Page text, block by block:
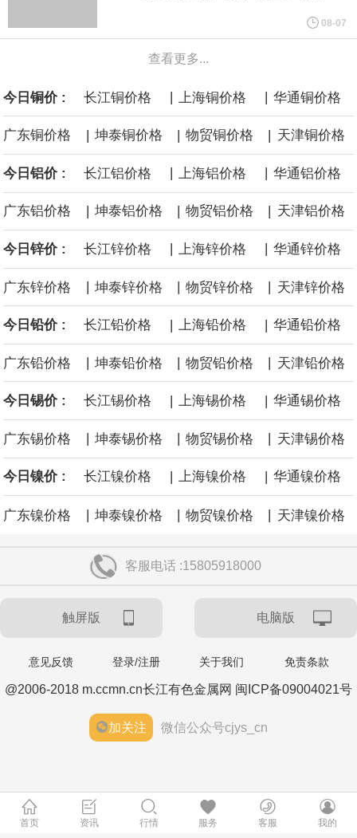
计划建造的15艘核动力“特朗普级”（Trump-class）战列舰，从研发
到采购的总费用可能高达2750亿美元，为美国有史以来最昂贵的水
面战舰项目之一。 根据CBO的初步估算，首舰造价约234亿美元，
后续14艘平均每艘约180亿美元。
黄金价格有望录得自今年1月以来最大单周涨幅。油价走弱为金价提
供支撑，同时投资者正等待美国非农就业数据，以寻找美国利率前
景的线索。StoneX高级分析师马特·辛普森表示，中东和平前景改善
令市场通胀预期下降，推动黄金价格从此前持续数周、位于4000美
机存取存储器（DRAM）。
08-07
查看更多...
今日铜价 : 长江铜价格 | 上海铜价格 | 华通铜价格
广东铜价格 | 坤泰铜价格 | 物贸铜价格 | 天津铜价格
今日铝价 : 长江铝价格 上海铝价格 华通铝价格
广东铝价格 | 坤泰铝价格 | 物贸铝价格 | 天津铝价格
今日锌价 : 长江锌价格 上海锌价格 华通锌价格
广东锌价格 | 坤泰锌价格 | 物贸锌价格 | 天津锌价格
今日铅价 : 长江铅价格 | 上海铅价格 | 华通铅价格
广东铅价格 坤泰铅价格 物贸铅价格 天津铅价格
今日锡价 : 长江锡价格 | 上海锡价格 | 华通锡价格
广东锡价格 坤泰锡价格 物贸锡价格 天津锡价格
今日镍价 : 长江镍价格 | 上海镍价格 | 华通镍价格
广东镍价格 | 坤泰镍价格 | 物贸镍价格 | 天津镍价格
客服电话 :15805918000
触屏版 电脑版
意见反馈 登录/注册 关于我们 免责条款
@2006-2018 m.ccmn.cn长江有色金属网 闽ICP备09004021号
加关注 微信公众号cjys_cn
首页 资讯 行情 服务 客服 我的